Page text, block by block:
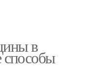
в
способы